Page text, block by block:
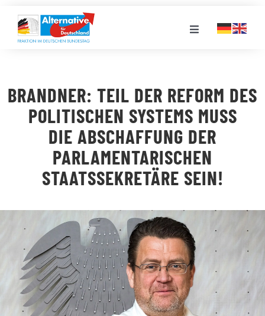
Inhalt
springen
Toggle
LANDESGRUPPEN
VERANSTALTUNGEN
PRESSE
STELLENPORTAL
MEDIATHEK
BRANDNER: TEIL DER REFORM DES
POLITISCHEN SYSTEMS MUSS
DIE ABSCHAFFUNG DER
PARLAMENTARISCHEN
STAATSSEKRETÄRE SEIN!